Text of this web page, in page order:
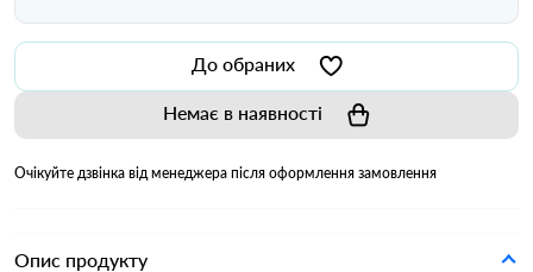
До обраних
Немає в наявності
Очікуйте дзвінка від менеджера після оформлення замовлення
Опис продукту